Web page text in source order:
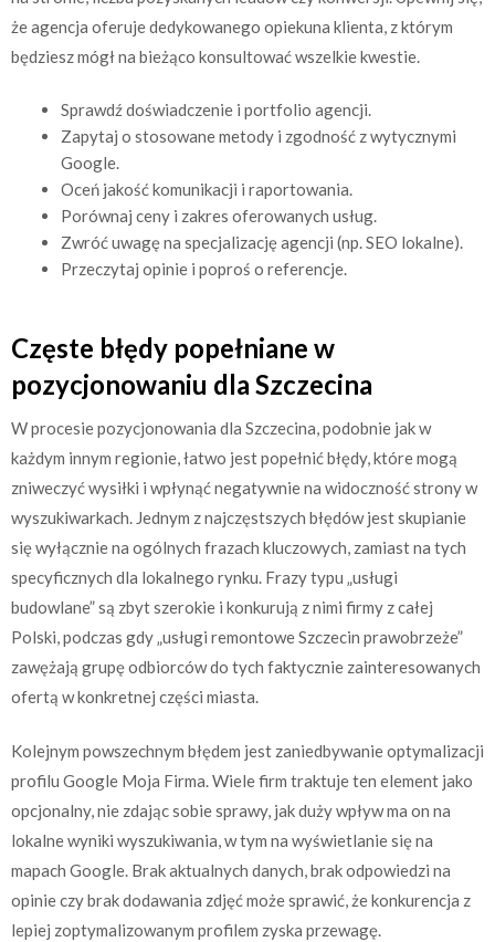
że agencja oferuje dedykowanego opiekuna klienta, z którym
będziesz mógł na bieżąco konsultować wszelkie kwestie.
Sprawdź doświadczenie i portfolio agencji.
Zapytaj o stosowane metody i zgodność z wytycznymi
Google.
Oceń jakość komunikacji i raportowania.
Porównaj ceny i zakres oferowanych usług.
Zwróć uwagę na specjalizację agencji (np. SEO lokalne).
Przeczytaj opinie i poproś o referencje.
Częste błędy popełniane w
pozycjonowaniu dla Szczecina
W procesie pozycjonowania dla Szczecina, podobnie jak w
każdym innym regionie, łatwo jest popełnić błędy, które mogą
zniweczyć wysiłki i wpłynąć negatywnie na widoczność strony w
wyszukiwarkach. Jednym z najczęstszych błędów jest skupianie
się wyłącznie na ogólnych frazach kluczowych, zamiast na tych
specyficznych dla lokalnego rynku. Frazy typu „usługi
budowlane” są zbyt szerokie i konkurują z nimi firmy z całej
Polski, podczas gdy „usługi remontowe Szczecin prawobrzeże”
zawężają grupę odbiorców do tych faktycznie zainteresowanych
ofertą w konkretnej części miasta.
Kolejnym powszechnym błędem jest zaniedbywanie optymalizacji
profilu Google Moja Firma. Wiele firm traktuje ten element jako
opcjonalny, nie zdając sobie sprawy, jak duży wpływ ma on na
lokalne wyniki wyszukiwania, w tym na wyświetlanie się na
mapach Google. Brak aktualnych danych, brak odpowiedzi na
opinie czy brak dodawania zdjęć może sprawić, że konkurencja z
lepiej zoptymalizowanym profilem zyska przewagę.